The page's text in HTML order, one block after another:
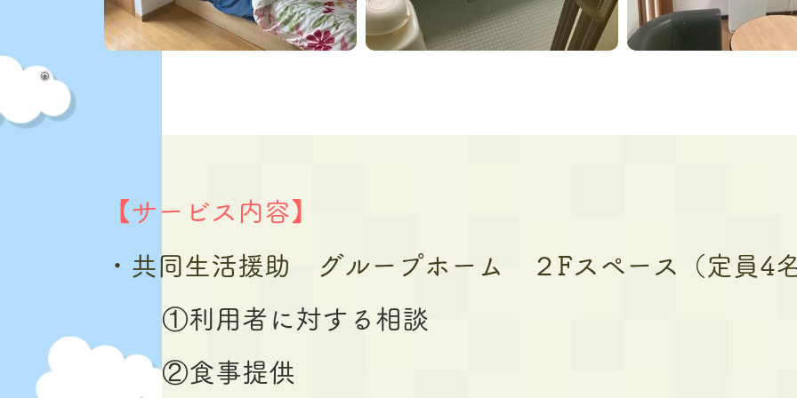
【サービス内容】
・共同生活援助 グループホーム ２Fスペース（定員4
①利用者に対する相談
②食事提供